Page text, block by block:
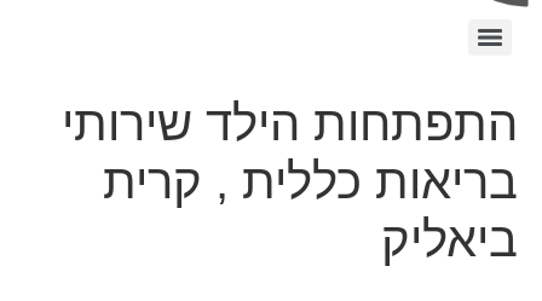
התפתחות הילד שירותי
בריאות כללית , קרית
ביאליק